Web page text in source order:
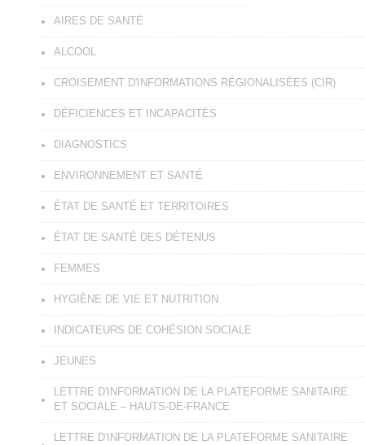
AIRES DE SANTÉ
ALCOOL
CROISEMENT D'INFORMATIONS RÉGIONALISÉES (CIR)
DÉFICIENCES ET INCAPACITÉS
DIAGNOSTICS
ENVIRONNEMENT ET SANTÉ
ÉTAT DE SANTÉ ET TERRITOIRES
ÉTAT DE SANTÉ DES DÉTENUS
FEMMES
HYGIÈNE DE VIE ET NUTRITION
INDICATEURS DE COHÉSION SOCIALE
JEUNES
LETTRE D'INFORMATION DE LA PLATEFORME SANITAIRE
ET SOCIALE – HAUTS-DE-FRANCE
LETTRE D'INFORMATION DE LA PLATEFORME SANITAIRE